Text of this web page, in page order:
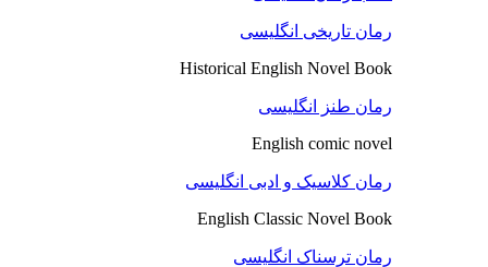
رمان تاریخی انگلیسی
Historical English Novel Book
رمان طنز انگلیسی
English comic novel
رمان کلاسیک و ادبی انگلیسی
English Classic Novel Book
رمان ترسناک انگلیسی